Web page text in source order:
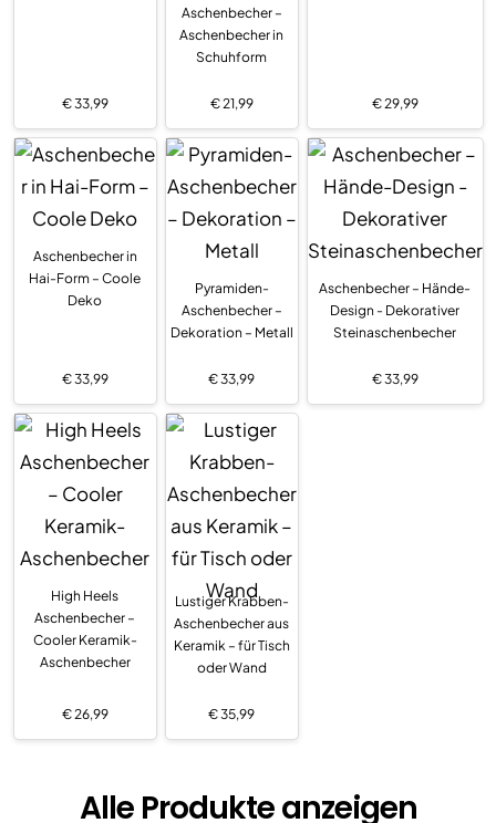
€33,99
Aschenbecher –
Aschenbecher in
Schuhform
€21,99 €29,99
Aschenbecher in
Hai-Form – Coole
Deko
€33,99
Pyramiden-
Aschenbecher –
Dekoration – Metall
€33,99
Aschenbecher – Hände-
Design - Dekorativer
Steinaschenbecher
€33,99
High Heels
Aschenbecher –
Cooler Keramik-
Aschenbecher
€26,99
Lustiger Krabben-
Aschenbecher aus
Keramik – für Tisch
oder Wand
€35,99
Alle Produkte anzeigen